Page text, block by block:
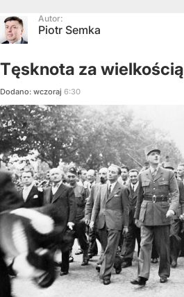
Autor:
Piotr Semka
Tęsknota za wielkością
Dodano: wczoraj 6:30